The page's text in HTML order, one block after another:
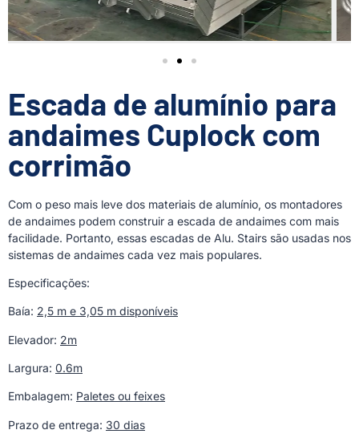
Escada de alumínio para
andaimes Cuplock com
corrimão
Com o peso mais leve dos materiais de alumínio, os montadores
de andaimes podem construir a escada de andaimes com mais
facilidade. Portanto, essas escadas de Alu. Stairs são usadas nos
sistemas de andaimes cada vez mais populares.
Especificações:
Baía: 2,5 m e 3,05 m disponíveis
Elevador: 2m
Largura: 0.6m
Embalagem: Paletes ou feixes
Prazo de entrega: 30 dias